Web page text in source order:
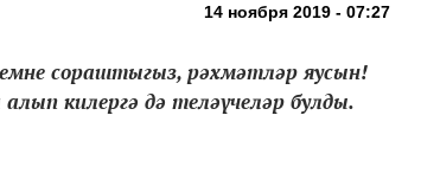
14 ноября 2019 - 07:27
сораштыгыз, рәхмәтләр яусын!
килергә дә теләүчеләр булды.